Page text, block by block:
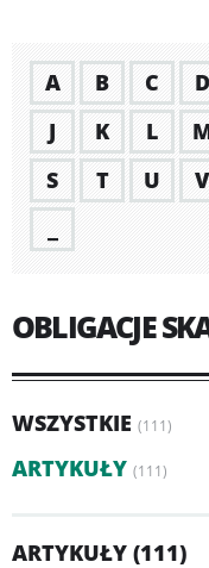
A B C D
J
K L
S
T U V
OBLIGACJE
WSZYSTKIE (111)
ARTYKUŁY (111)
ARTYKUŁY (111)